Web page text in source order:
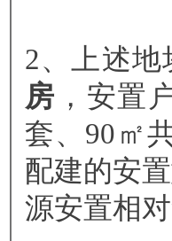
2、上述地
房 ，安置
套、90㎡
配建的安
源安置相